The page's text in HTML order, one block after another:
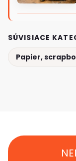
SÚVISIACE
Papier,